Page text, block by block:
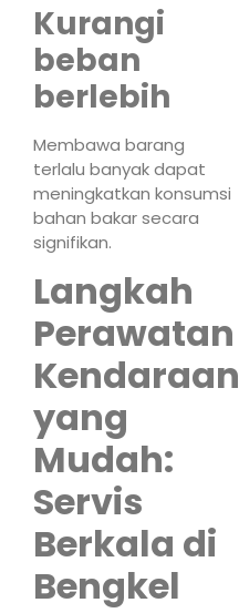
Kurangi
beban
berlebih
Membawa barang
terlalu banyak dapat
meningkatkan konsumsi
bahan bakar secara
signifikan.
Langkah
Perawatan
Kendaraan
yang
Mudah:
Servis
Berkala di
Bengkel